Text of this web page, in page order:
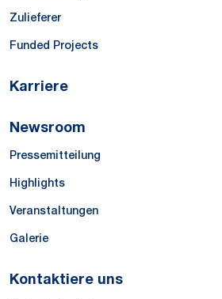
Zulieferer
Funded Projects
Karriere
Newsroom
Pressemitteilung
Highlights
Veranstaltungen
Galerie
Kontaktiere uns